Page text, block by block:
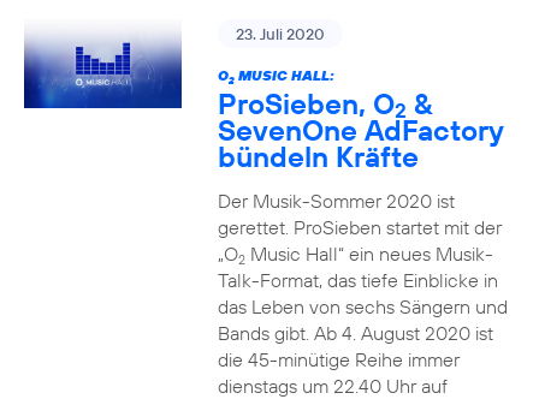
23. Juli 2020
O2MUSIC HALL:
ProSieben, O2 &
SevenOne AdFactory
bündeln Kräfte
Der Musik-Sommer 2020 ist
gerettet. ProSieben startet mit der
„O2Music Hall“ ein neues Musik-
Talk-Format, das tiefe Einblicke in
das Leben von sechs Sängern und
Bands gibt. Ab 4. August 2020 ist
die 45-minütige Reihe immer
dienstags um 22.40 Uhr auf